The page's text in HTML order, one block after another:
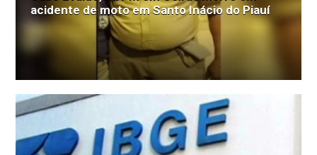
acidente de moto em Santo Inácio do Piauí